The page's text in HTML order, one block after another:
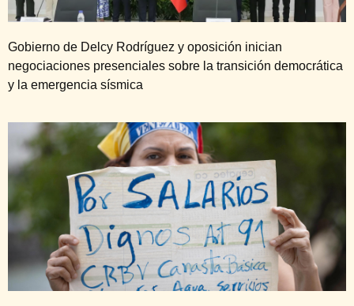
Gobierno de Delcy Rodríguez y oposición inician
negociaciones presenciales sobre la transición democrática
y la emergencia sísmica